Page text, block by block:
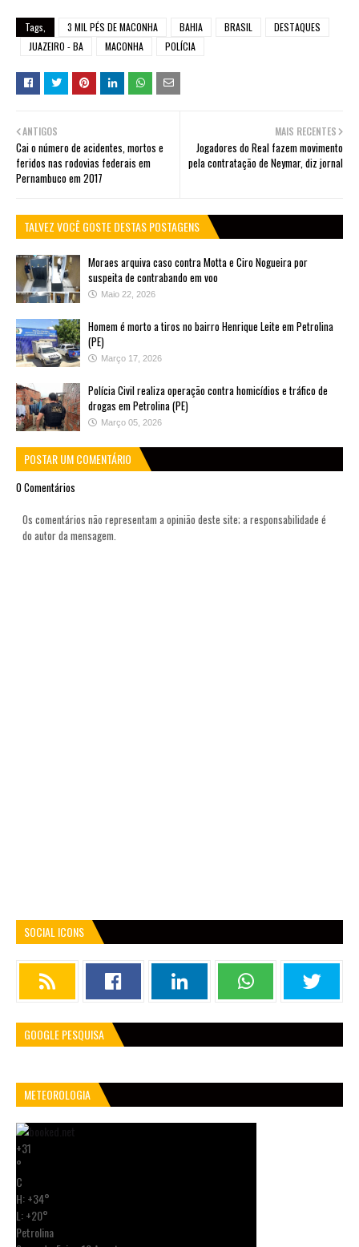
Tags, 3 MIL PÉS DE MACONHA BAHIA BRASIL
DESTAQUES
JUAZEIRO - BA
MACONHA POLÍCIA
MAIS RECENTES
Jogadores do Real fazem movimento
pela contratação de Neymar, diz jornal
ANTIGOS
Cai o número de acidentes, mortos e
feridos nas rodovias federais em
Pernambuco em 2017
TALVEZ VOCÊ GOSTE DESTAS POSTAGENS
Moraes arquiva caso contra Motta e Ciro Nogueira por
suspeita de contrabando em voo
Maio 22, 2026
Homem é morto a tiros no bairro Henrique Leite em Petrolina
(PE)
Março 17, 2026
Polícia Civil realiza operação contra homicídios e tráfico de
drogas em Petrolina (PE)
Março 05, 2026
POSTAR UM COMENTÁRIO
0 Comentários
Os comentários não representam a opinião deste site; a responsabilidade é
do autor da mensagem.
SOCIAL ICONS
GOOGLE PESQUISA
METEOROLOGIA
+31
°
C
H:+34°
L:+20°
Petrolina